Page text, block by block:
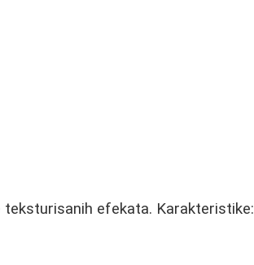
teksturisanih efekata. Karakteristike: